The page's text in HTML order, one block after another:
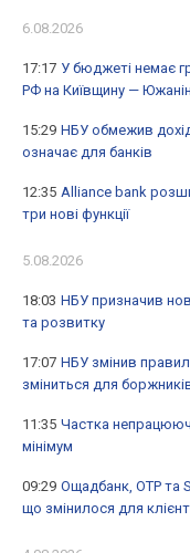
6.08.2026
17:17 У бюджеті немає
РФ на Київщину —
15:29 НБУ обмежив
означає для банків
12:35 Alliance bank
три нові функції
5.08.2026
18:03 НБУ призначив
та розвитку
17:07 НБУ змінив
зміниться для
11:35 Частка
мінімум
09:29 Ощадбанк, OTP та
що змінилося для